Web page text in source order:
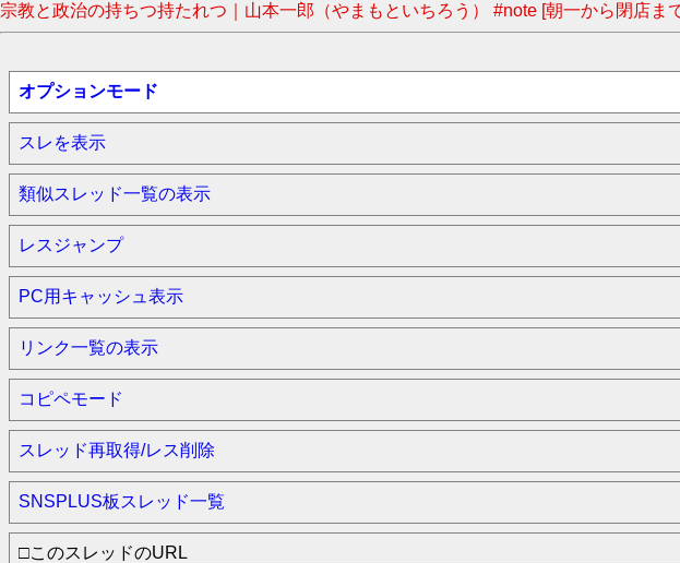
宗教と政治の持ちつ持たれつ｜山本一郎（やまもといちろう） #note [朝一から閉店ま
オプションモード
スレを表示
類似スレッド一覧の表示
レスジャンプ
PC用キャッシュ表示
リンク一覧の表示
コピペモード
スレッド再取得/レス削除
SNSPLUS板スレッド一覧
□このスレッドのURL